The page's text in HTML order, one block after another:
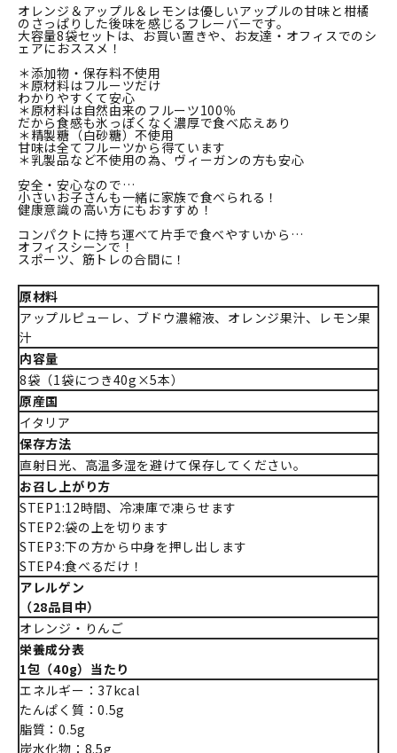
オレンジ＆アップル＆レモンは優しいアップルの甘味と柑橘
のさっぱりした後味を感じるフレーバーです。
大容量8袋セットは、お買い置きや、お友達・オフィスでのシ
ェアにおススメ！
＊添加物・保存料不使用
＊原材料はフルーツだけ
わかりやすくて安心
＊原材料は自然由来のフルーツ100％
だから食感も氷っぽくなく濃厚で食べ応えあり
＊精製糖（白砂糖）不使用
甘味は全てフルーツから得ています
＊乳製品など不使用の為、ヴィーガンの方も安心
安全・安心なので…
小さいお子さんも一緒に家族で食べられる！
健康意識の高い方にもおすすめ！
コンパクトに持ち運べて片手で食べやすいから…
オフィスシーンで！
スポーツ、筋トレの合間に！
原材料
アップルピューレ、ブドウ濃縮液、オレンジ果汁、レモン果
汁
内容量
8袋（1袋につき40g×5本）
原産国
イタリア
保存方法
直射日光、高温多湿を避けて保存してください。
お召し上がり方
STEP1:12時間、冷凍庫で凍らせます
STEP2:袋の上を切ります
STEP3:下の方から中身を押し出します
STEP4:食べるだけ！
アレルゲン
（28品目中）
オレンジ・りんご
栄養成分表
1包（40g）当たり
エネルギー：37kcal
たんぱく質：0.5g
脂質：0.5g
炭水化物：8.5g